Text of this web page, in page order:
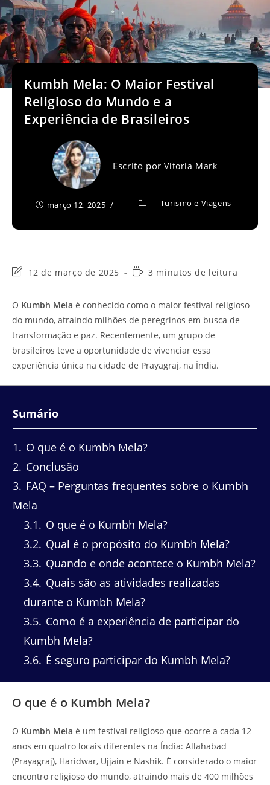
Kumbh Mela: O Maior Festival
Religioso do Mundo e a
Experiência de Brasileiros
Escrito porVitoria Mark
março 12, 2025 Turismo e Viagens
Última
post:
12 de março de 2025
Tempo3 minutos de leitura
O Kumbh Mela é conhecido como o maior festival religioso
do mundo, atraindo milhões de peregrinos em busca de
transformação e paz. Recentemente, um grupo de
brasileiros teve a oportunidade de vivenciar essa
experiência única na cidade de Prayagraj, na Índia.
Sumário
1
O que é o Kumbh Mela?
2 Conclusão
3 FAQ – Perguntas frequentes sobre o Kumbh
Mela
3.1
O que é o Kumbh Mela?
3.2 Qual é o propósito do Kumbh Mela?
3.3 Quando e onde acontece o Kumbh Mela?
3.4 Quais são as atividades realizadas
durante o Kumbh Mela?
3.5 Como é a experiência de participar do
Kumbh Mela?
3.6 É seguro participar do Kumbh Mela?
O que é o Kumbh Mela?
O Kumbh Mela é um festival religioso que ocorre a cada 12
anos em quatro locais diferentes na Índia: Allahabad
(Prayagraj), Haridwar, Ujjain e Nashik. É considerado o maior
encontro religioso do mundo, atraindo mais de 400 milhões